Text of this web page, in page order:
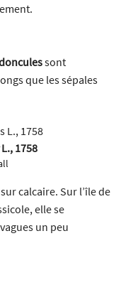
sont
que les sépales
1758
calcaire. Sur l’île de
elle se
un peu